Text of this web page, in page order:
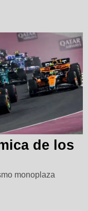
de los
monoplaza